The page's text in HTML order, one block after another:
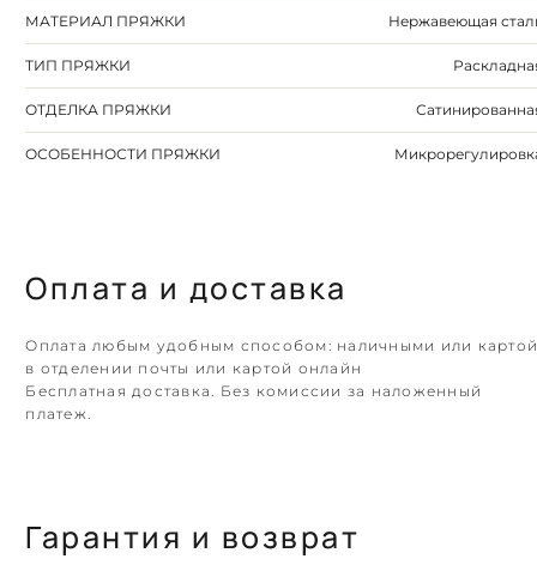
МАТЕРИАЛ ПРЯЖКИ Нержавеющая
ТИП ПРЯЖКИ
ОТДЕЛКА ПРЯЖКИ
ОСОБЕННОСТИ ПРЯЖКИ
Оплата и доставка
Оплата любым удобным способом: наличными или
в отделении почты или картой онлайн
Бесплатная доставка. Без комиссии за наложенный
платеж.
Гарантия и возврат